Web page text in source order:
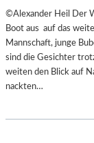
©Alexander Heil Der
Boot aus auf das
Mannschaft, junge
sind die Gesichter
weiten den Blick auf
nackten…